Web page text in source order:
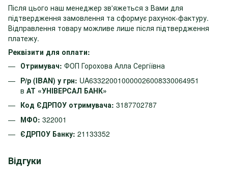
Після цього наш менеджер зв'яжеться з Вами для
підтвердження замовлення та сформує рахунок-фактуру.
Відправлення товару можливе лише після підтвердження
платежу.
Реквізити для оплати:
Отримувач: ФОП Горохова Алла Сергіївна
Р/р (IBAN) у грн: UA633220010000026008330064951
в АТ «УНІВЕРСАЛ БАНК»
Код ЄДРПОУ отримувача: 3187702787
МФО: 322001
ЄДРПОУ Банку: 21133352
Відгуки